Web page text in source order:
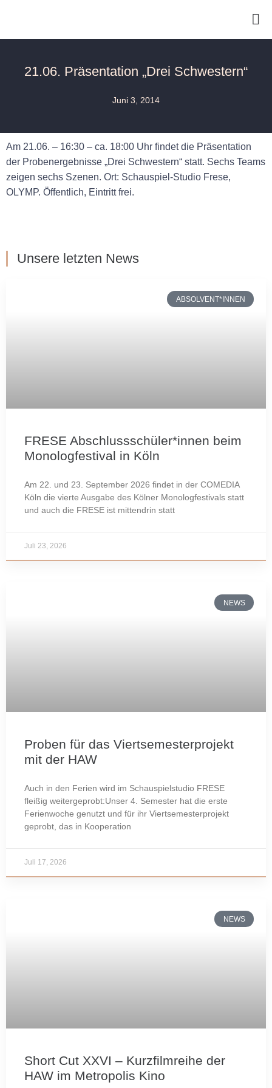
21.06. Präsentation „Drei Schwestern“
Juni 3, 2014
Am 21.06. – 16:30 – ca. 18:00 Uhr findet die Präsentation
der Probenergebnisse „Drei Schwestern“ statt. Sechs Teams
zeigen sechs Szenen. Ort: Schauspiel-Studio Frese,
OLYMP. Öffentlich, Eintritt frei.
Unsere letzten News
ABSOLVENT*INNEN
FRESE Abschlussschüler*innen beim
Monologfestival in Köln
Am 22. und 23. September 2026 findet in der COMEDIA
Köln die vierte Ausgabe des Kölner Monologfestivals statt
und auch die FRESE ist mittendrin statt
Juli 23, 2026
NEWS
Proben für das Viertsemesterprojekt
mit der HAW
Auch in den Ferien wird im Schauspielstudio FRESE
fleißig weitergeprobt:Unser 4. Semester hat die erste
Ferienwoche genutzt und für ihr Viertsemesterprojekt
geprobt, das in Kooperation
Juli 17, 2026
NEWS
Short Cut XXVI – Kurzfilmreihe der
HAW im Metropolis Kino